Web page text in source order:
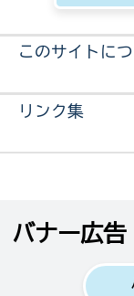
このサイトに
リンク集
バナー広告